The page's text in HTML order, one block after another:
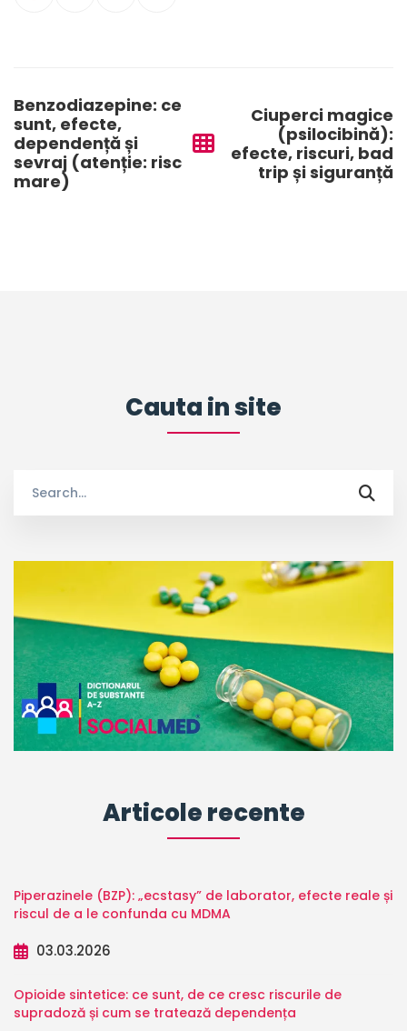
navigation
Benzodiazepine: ce
sunt, efecte,
dependență și
sevraj (atenție: risc
mare)
Ciuperci magice
(psilocibină):
efecte, riscuri, bad
trip și siguranță
Cauta in site
for:
Articole recente
Piperazinele (BZP): „ecstasy” de laborator, efecte reale și
riscul de a le confunda cu MDMA
03.03.2026
Opioide sintetice: ce sunt, de ce cresc riscurile de
supradoză și cum se tratează dependența